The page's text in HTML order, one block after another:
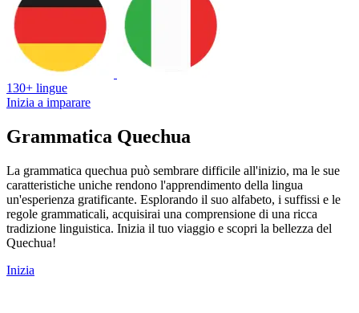
130+ lingue
Inizia a imparare
Grammatica Quechua
La grammatica quechua può sembrare difficile all'inizio, ma le sue
caratteristiche uniche rendono l'apprendimento della lingua
un'esperienza gratificante. Esplorando il suo alfabeto, i suffissi e le
regole grammaticali, acquisirai una comprensione di una ricca
tradizione linguistica. Inizia il tuo viaggio e scopri la bellezza del
Quechua!
Inizia